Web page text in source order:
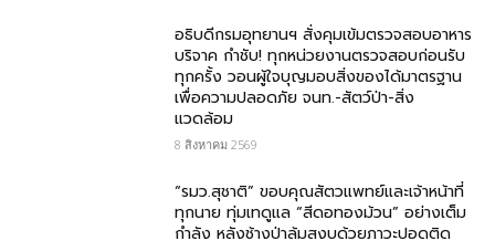
อธิบดีกรมอุทยานฯ สั่งคุมเข้มตรวจสอบอาหาร
บริจาค​ กำชับ! ทุกหน่วยงานตรวจสอบก่อนรับ
ทุกครั้ง วอนผู้ใจบุญมอบสิ่งของได้มาตรฐาน
เพื่อความปลอดภัย​ จนท.-สัตว์ป่า-สิ่ง
แวดล้อม
8 สิงหาคม 2569
“รมว.สุชาติ” ขอบคุณสัตวแพทย์และเจ้าหน้าที่
ทุกนาย ทุ่มเทดูแล “สีดอทองม้วน” อย่างเต็ม
กำลัง หลังช้างป่าล้มสงบด้วยภาวะปอดติด